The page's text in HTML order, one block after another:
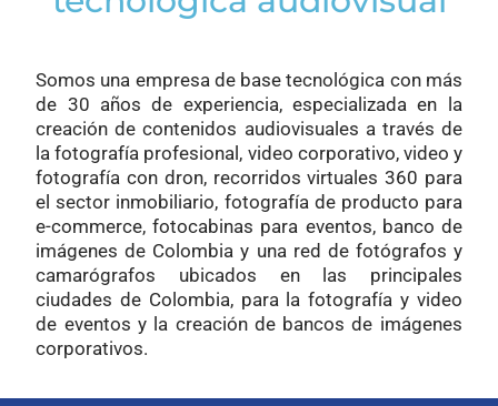
Somos una empresa de base tecnológica con más
de 30 años de experiencia, especializada en la
creación de contenidos audiovisuales a través de
la fotografía profesional, video corporativo, video y
fotografía con dron, recorridos virtuales 360 para
el sector inmobiliario, fotografía de producto para
e-commerce, fotocabinas para eventos, banco de
imágenes de Colombia y una red de fotógrafos y
camarógrafos ubicados en las principales
ciudades de Colombia, para la fotografía y video
de eventos y la creación de bancos de imágenes
corporativos.